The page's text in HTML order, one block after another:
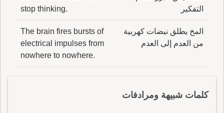
التفكير
stop thinking.
المخ يطلق نبضات كهربية
من العدم إلى العدم
The brain fires bursts of
electrical impulses from
nowhere to nowhere.
كلمات شبيهة ومرادفات